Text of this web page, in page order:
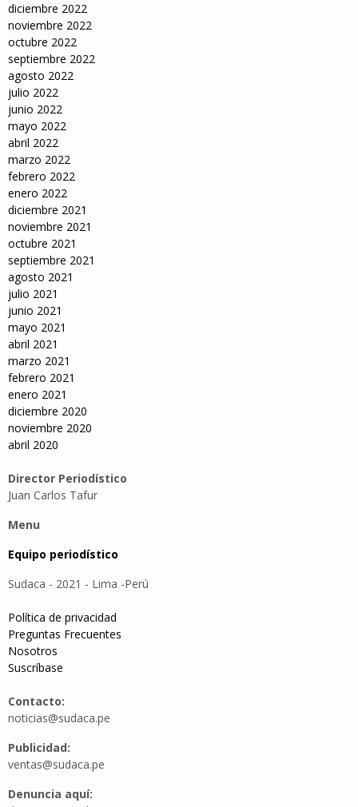
diciembre 2022
noviembre 2022
octubre 2022
septiembre 2022
agosto 2022
julio 2022
junio 2022
mayo 2022
abril 2022
marzo 2022
febrero 2022
enero 2022
diciembre 2021
noviembre 2021
octubre 2021
septiembre 2021
agosto 2021
julio 2021
junio 2021
mayo 2021
abril 2021
marzo 2021
febrero 2021
enero 2021
diciembre 2020
noviembre 2020
abril 2020
Director Periodístico
Juan Carlos Tafur
Menu
Equipo periodístico
Sudaca - 2021 - Lima -Perú
Política de privacidad
Preguntas Frecuentes
Nosotros
Suscríbase
Contacto:
noticias@sudaca.pe
Publicidad:
ventas@sudaca.pe
Denuncia aquí: